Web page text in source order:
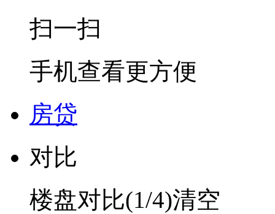
扫一扫
手机查看更方便
房贷
对比
楼盘对比(1/4)清空